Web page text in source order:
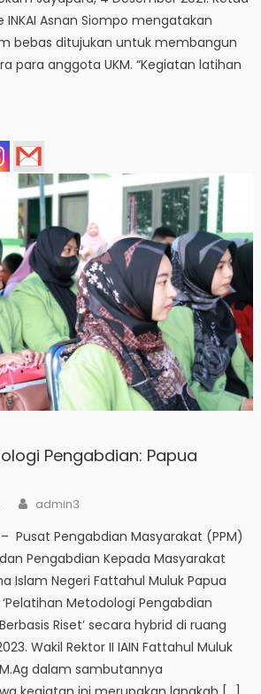
INKAI Asnan Siompo mengatakan
bebas ditujukan untuk membangun
para anggota UKM. “Kegiatan latihan
Pengabdian: Papua
Author
admin3
Pusat Pengabdian Masyarakat (PPM)
Pengabdian Kepada Masyarakat
Islam Negeri Fattahul Muluk Papua
Metodologi Pengabdian
Riset’ secara hybrid di ruang
Wakil Rektor II IAIN Fattahul Muluk
dalam sambutannya